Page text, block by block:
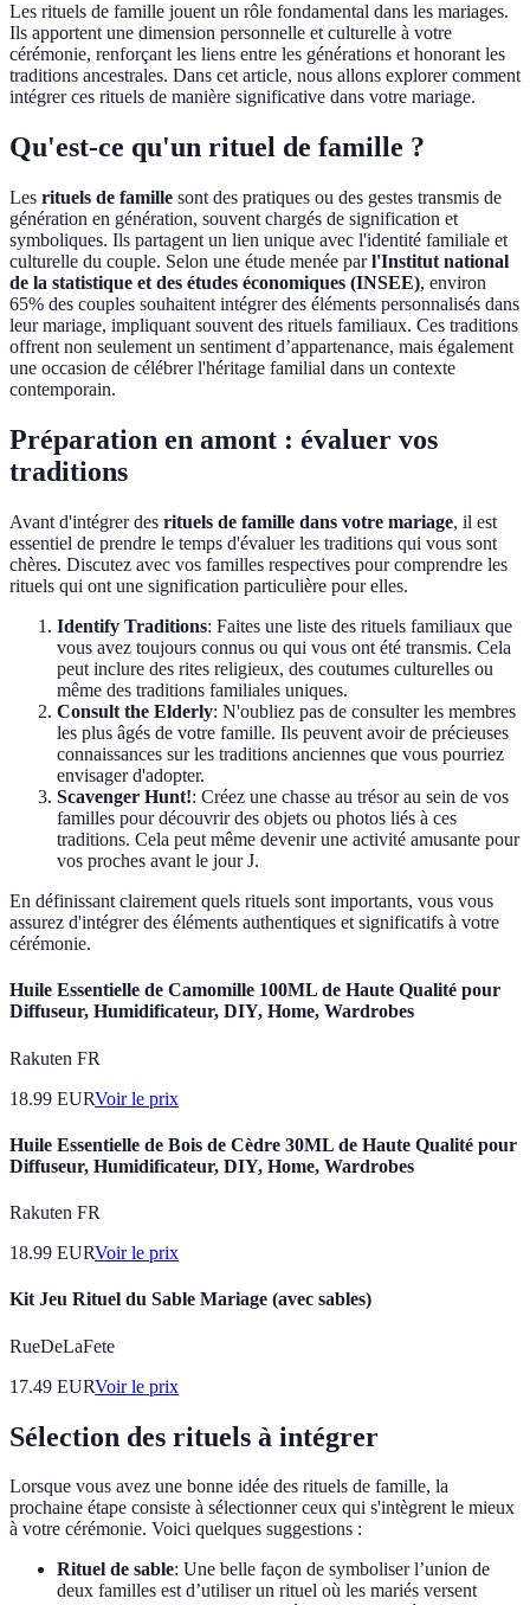
Les rituels de famille jouent un rôle fondamental dans les mariages.
Ils apportent une dimension personnelle et culturelle à votre
cérémonie, renforçant les liens entre les générations et honorant les
traditions ancestrales. Dans cet article, nous allons explorer comment
intégrer ces rituels de manière significative dans votre mariage.
Qu'est-ce qu'un rituel de famille ?
Les rituels de famille sont des pratiques ou des gestes transmis de
génération en génération, souvent chargés de signification et
symboliques. Ils partagent un lien unique avec l'identité familiale et
culturelle du couple. Selon une étude menée parl'Institut national
de la statistique et des études économiques (INSEE), environ
65% des couples souhaitent intégrer des éléments personnalisés dans
leur mariage, impliquant souvent des rituels familiaux. Ces traditions
offrent non seulement un sentiment d’appartenance, mais également
une occasion de célébrer l'héritage familial dans un contexte
contemporain.
Préparation en amont : évaluer vos
traditions
Avant d'intégrer des rituels de famille dans votre mariage, il est
essentiel de prendre le temps d'évaluer les traditions qui vous sont
chères. Discutez avec vos familles respectives pour comprendre les
rituels qui ont une signification particulière pour elles.
Identify Traditions: Faites une liste des rituels familiaux que
vous avez toujours connus ou qui vous ont été transmis. Cela
peut inclure des rites religieux, des coutumes culturelles ou
même des traditions familiales uniques.
Consult the Elderly: N'oubliez pas de consulter les membres
les plus âgés de votre famille. Ils peuvent avoir de précieuses
connaissances sur les traditions anciennes que vous pourriez
envisager d'adopter.
Scavenger Hunt!: Créez une chasse au trésor au sein de vos
familles pour découvrir des objets ou photos liés à ces
traditions. Cela peut même devenir une activité amusante pour
vos proches avant le jour J.
En définissant clairement quels rituels sont importants, vous vous
assurez d'intégrer des éléments authentiques et significatifs à votre
cérémonie.
Huile Essentielle de Camomille 100ML de Haute Qualité pour
Diffuseur, Humidificateur, DIY, Home, Wardrobes
Rakuten FR
18.99 EURVoir le prix
Huile Essentielle de Bois de Cèdre 30ML de Haute Qualité pour
Diffuseur, Humidificateur, DIY, Home, Wardrobes
Rakuten FR
18.99 EURVoir le prix
Kit Jeu Rituel du Sable Mariage (avec sables)
RueDeLaFete
17.49 EURVoir le prix
Sélection des rituels à intégrer
Lorsque vous avez une bonne idée des rituels de famille, la
prochaine étape consiste à sélectionner ceux qui s'intègrent le mieux
à votre cérémonie. Voici quelques suggestions :
Rituel de sable: Une belle façon de symboliser l’union de
deux familles est d’utiliser un rituel où les mariés versent